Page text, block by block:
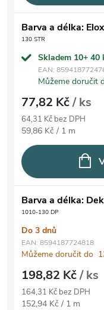
Barva a délka:
130 STR
Skladem 10+ 40
EAN:
Můžeme doručit
77,82 Kč/ ks
64,31 Kč bez DPH
Měrná cena:
59,86 Kč / 1 m
Barva a délka:
1010-130 DP
Do 3 dnů
EAN: 8594187724818
Můžeme doručit do
198,82 Kč/ ks
164,31 Kč bez DPH
Měrná cena:
152,94 Kč / 1 m